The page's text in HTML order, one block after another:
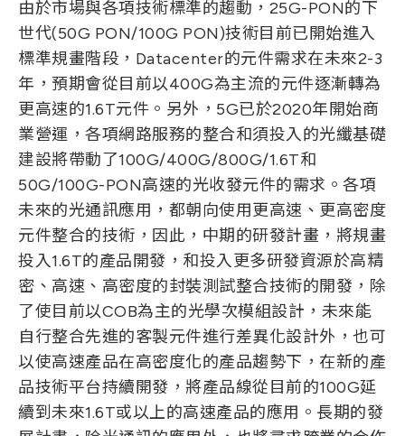
由於市場與各項技術標準的趨動，25G-PON的下
世代(50G PON/100G PON)技術目前已開始進入
標準規畫階段，Datacenter的元件需求在未來2-3
年，預期會從目前以400G為主流的元件逐漸轉為
更高速的1.6T元件。另外，5G已於2020年開始商
業營運，各項網路服務的整合和須投入的光纖基礎
建設將帶動了100G/400G/800G/1.6T和
50G/100G-PON高速的光收發元件的需求。各項
未來的光通訊應用，都朝向使用更高速、更高密度
元件整合的技術，因此，中期的研發計畫，將規畫
投入1.6T的產品開發，和投入更多研發資源於高精
密、高速、高密度的封裝測試整合技術的開發，除
了使目前以COB為主的光學次模組設計，未來能
自行整合先進的客製元件進行差異化設計外，也可
以使高速產品在高密度化的產品趨勢下，在新的產
品技術平台持續開發，將產品線從目前的100G延
續到未來1.6T或以上的高速產品的應用。長期的發